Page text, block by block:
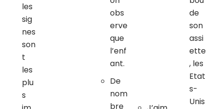
les
sig
nes
son
t
les
plu
s
obs
erve
que
l’enf
ant.
De
nom
bre
de
son
assi
ette
, les
Etat
s-
Unis